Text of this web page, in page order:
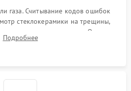
газа. Считывание кодов ошибок
стеклокерамики на трещины,
равномерность нагрева. Опрос
включается, не видит посуду,
Подробнее